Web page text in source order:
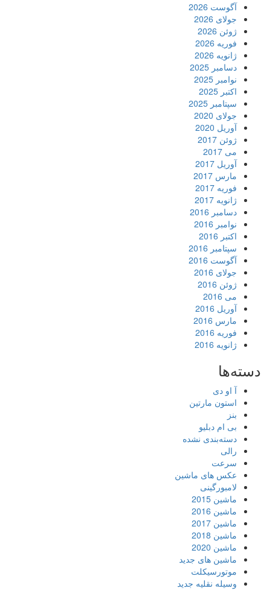
آگوست 2026
جولای 2026
ژوئن 2026
فوریه 2026
ژانویه 2026
دسامبر 2025
نوامبر 2025
اکتبر 2025
سپتامبر 2025
جولای 2020
آوریل 2020
ژوئن 2017
می 2017
آوریل 2017
مارس 2017
فوریه 2017
ژانویه 2017
دسامبر 2016
نوامبر 2016
اکتبر 2016
سپتامبر 2016
آگوست 2016
جولای 2016
ژوئن 2016
می 2016
آوریل 2016
مارس 2016
فوریه 2016
ژانویه 2016
دسته‌ها
آ او دی
استون مارتین
بنز
بی ام دبلیو
دسته‌بندی نشده
رالی
سرعت
عکس های ماشین
لامبورگینی
ماشین 2015
ماشین 2016
ماشین 2017
ماشین 2018
ماشین 2020
ماشین های جدید
موتورسیکلت
وسیله نقلیه جدید